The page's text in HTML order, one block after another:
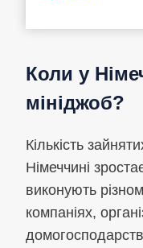
Коли у
мініджоб?
Кількість
Німеччині
виконують
компаніях,